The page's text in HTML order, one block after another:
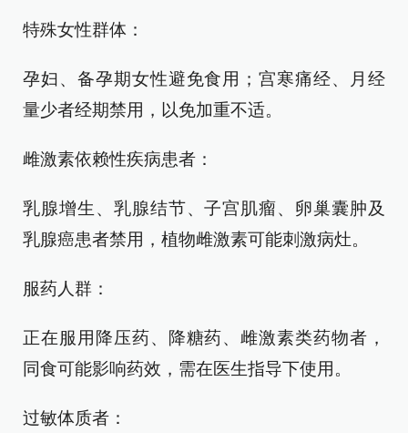
特殊女性群体：
孕妇、备孕期女性避免食用；宫寒痛经、月经
量少者经期禁用，以免加重不适。
雌激素依赖性疾病患者：
乳腺增生、乳腺结节、子宫肌瘤、卵巢囊肿及
乳腺癌患者禁用，植物雌激素可能刺激病灶。
服药人群：
正在服用降压药、降糖药、雌激素类药物者，
同食可能影响药效，需在医生指导下使用。
过敏体质者：